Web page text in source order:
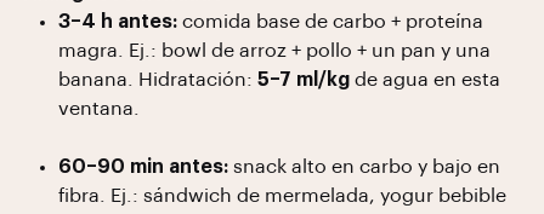
3–4 h antes: comida base de carbo + proteína
magra. Ej.: bowl de arroz + pollo + un pan y una
banana. Hidratación: 5–7 ml/kg de agua en esta
ventana.
60–90 min antes: snack alto en carbo y bajo en
fibra. Ej.: sándwich de mermelada, yogur bebible